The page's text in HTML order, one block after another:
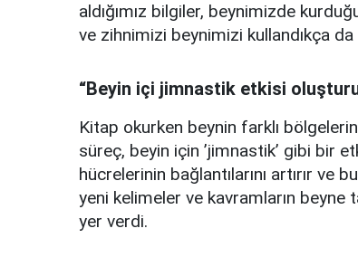
aldığımız bilgiler, beynimizde
ve zihnimizi beynimizi kullandıkça da
“Beyin içi jimnastik etkisi
Kitap okurken beynin farklı
süreç, beyin için ’jimnastik’ gibi bir
hücrelerinin bağlantılarını artırır ve
yeni kelimeler ve kavramların beyne
yer verdi.